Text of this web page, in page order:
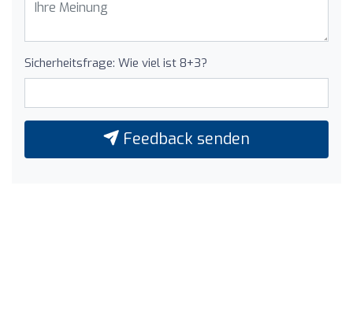
Sicherheitsfrage: Wie viel ist 8+3?
Feedback senden